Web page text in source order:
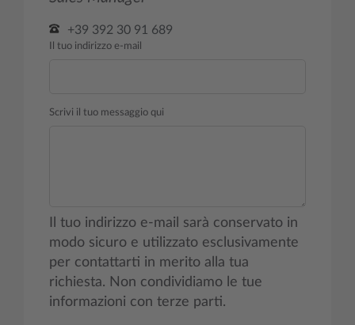
+39 392 30 91 689
Il tuo indirizzo e-mail
Scrivi il tuo messaggio qui
Il tuo indirizzo e-mail sarà conservato in
modo sicuro e utilizzato esclusivamente
per contattarti in merito alla tua
richiesta. Non condividiamo le tue
informazioni con terze parti.